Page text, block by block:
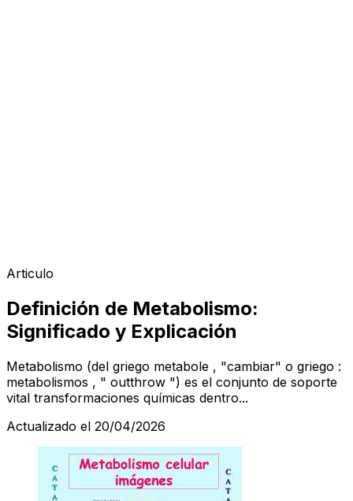
Articulo
Definición de Metabolismo:
Significado y Explicación
Metabolismo (del griego metabole , "cambiar" o griego :
metabolismos , " outthrow ") es el conjunto de soporte
vital transformaciones químicas dentro...
Actualizado el 20/04/2026